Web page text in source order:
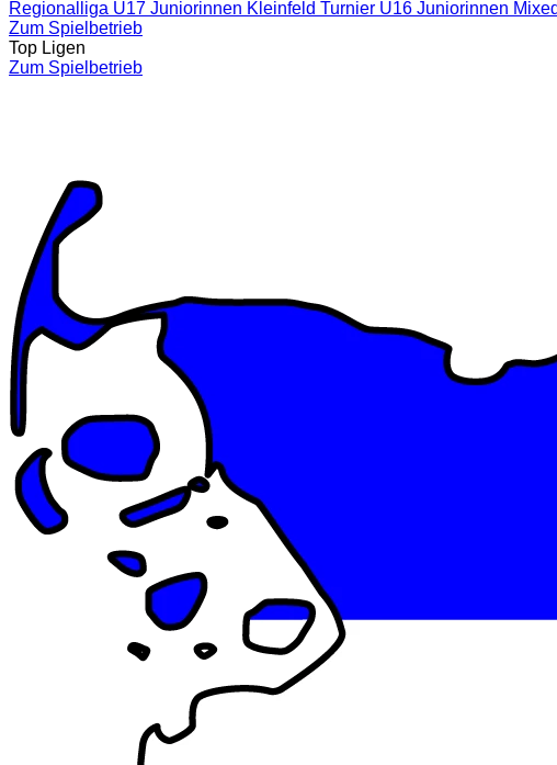
Regionalliga U17 Juniorinnen Kleinfeld Turnier U16 Juniorinnen Mixed
Zum Spielbetrieb
Top Ligen
Zum Spielbetrieb